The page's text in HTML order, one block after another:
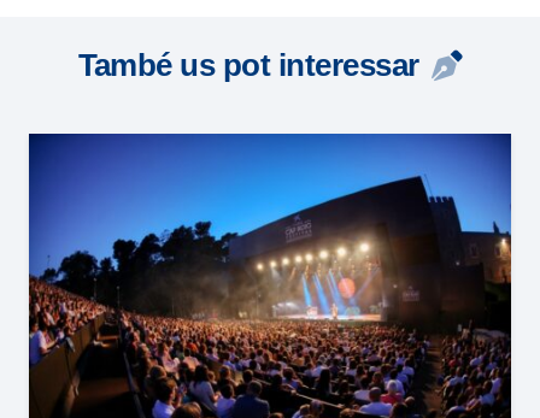
També us pot interessar